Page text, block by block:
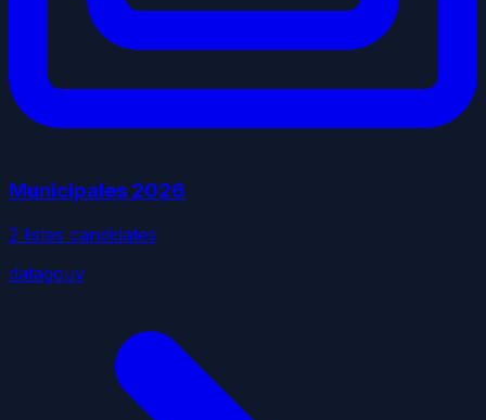
Municipales 2026
2 listes candidates
datagouv